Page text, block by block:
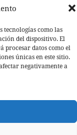
tecnologías como las
del dispositivo. El
procesar datos como el
únicas en este sitio.
negativamente a
y el
y resiliencia.
de estética
– Agencia de